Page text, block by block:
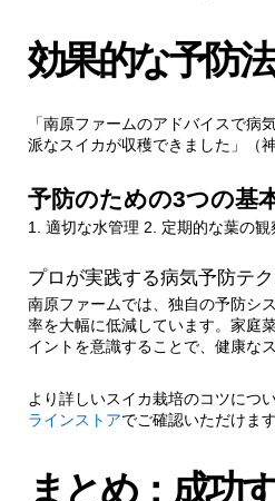
効果的な予防
「南原ファームのアドバイスで病
派なスイカが収穫できました」（
予防のための3つの基
1. 適切な水管理 2. 定期的な葉の
プロが実践する病気予防テ
南原ファームでは、独自の予防シ
率を大幅に低減しています。家庭
イントを意識することで、健康な
より詳しいスイカ栽培のコツについ
ラインストアでご確認いただけます
まとめ：成功